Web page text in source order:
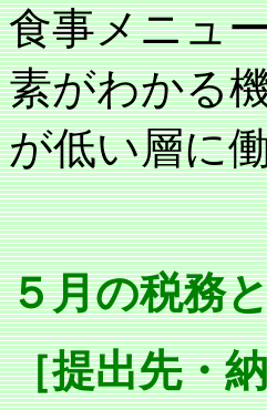
食事メニュ
素がわかる
が低い層に
５月の税務
［提出先・